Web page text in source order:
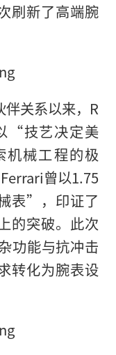
刷新了高端腕
伴关系以来，R
“技艺决定美
械工程的极
曾以1.75
表”，印证了
的突破。此次
功能与抗冲击
转化为腕表设